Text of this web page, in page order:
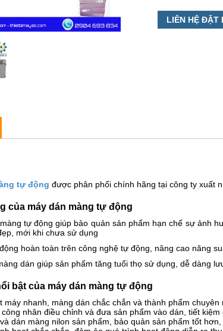
LIÊN HỆ ĐẶT
tự động được phân phối chính hãng tại công ty xuất
của máy dán màng tự động
tự động giúp bảo quản sản phẩm hạn chế sự ảnh
mới khi chưa sử dụng
hoàn toàn trên công nghệ tự động, nâng cao năng
dán giúp sản phẩm tăng tuổi thọ sử dụng, dễ dàng
bật của máy dán màng tự động
máy nhanh, màng dán chắc chắn và thành phẩm chuyên
nhân điều chỉnh và đưa sản phẩm vào dán, tiết
dán màng nilon sản phẩm, bảo quản sản phẩm tốt